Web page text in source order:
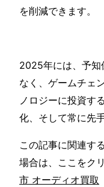
を削減できます。
2025年には、予知
なく、ゲームチェ
ノロジーに投資す
化、そして常に先
この記事に関連す
場合は、ここをク
市 オーディオ買取